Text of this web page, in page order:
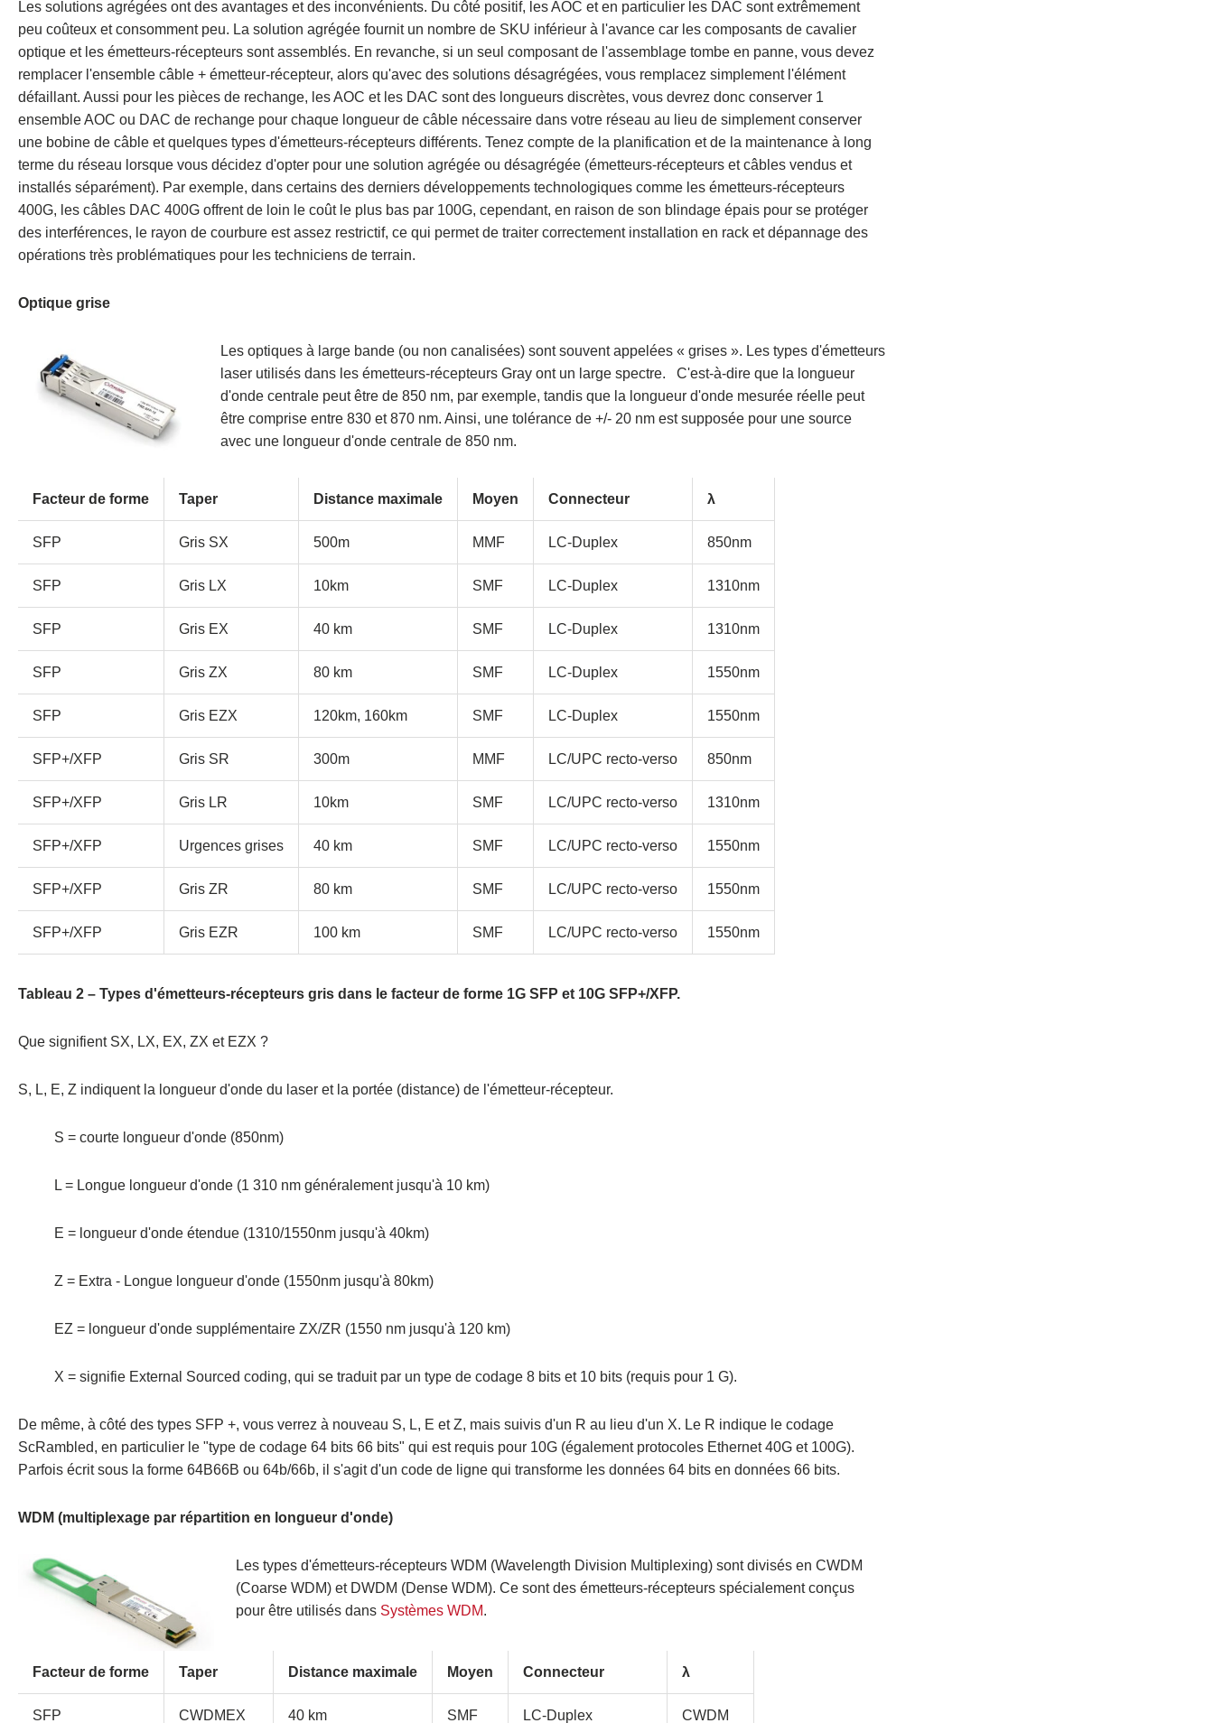
Les solutions agrégées ont des avantages et des inconvénients. Du côté positif, les AOC et en particulier les DAC sont extrêmement
peu coûteux et consomment peu. La solution agrégée fournit un nombre de SKU inférieur à l'avance car les composants de cavalier
optique et les émetteurs-récepteurs sont assemblés. En revanche, si un seul composant de l'assemblage tombe en panne, vous devez
remplacer l'ensemble câble + émetteur-récepteur, alors qu'avec des solutions désagrégées, vous remplacez simplement l'élément
défaillant. Aussi pour les pièces de rechange, les AOC et les DAC sont des longueurs discrètes, vous devrez donc conserver 1
ensemble AOC ou DAC de rechange pour chaque longueur de câble nécessaire dans votre réseau au lieu de simplement conserver
une bobine de câble et quelques types d'émetteurs-récepteurs différents. Tenez compte de la planification et de la maintenance à long
terme du réseau lorsque vous décidez d'opter pour une solution agrégée ou désagrégée (émetteurs-récepteurs et câbles vendus et
installés séparément). Par exemple, dans certains des derniers développements technologiques comme les émetteurs-récepteurs
400G, les câbles DAC 400G offrent de loin le coût le plus bas par 100G, cependant, en raison de son blindage épais pour se protéger
des interférences, le rayon de courbure est assez restrictif, ce qui permet de traiter correctement installation en rack et dépannage des
opérations très problématiques pour les techniciens de terrain.
Optique grise
Les optiques à large bande (ou non canalisées) sont souvent appelées « grises ». Les types d'émetteurs
laser utilisés dans les émetteurs-récepteurs Gray ont un large spectre.
C'est-à-dire que la longueur
d'onde centrale peut être de 850 nm, par exemple, tandis que la longueur d'onde mesurée réelle peut
être comprise entre 830 et 870 nm. Ainsi, une tolérance de +/- 20 nm est supposée pour une source
avec une longueur d'onde centrale de 850 nm.
Facteur de forme Taper Distance maximale Moyen Connecteur λ
SFP Gris SX 500m MMF LC-Duplex 850nm
SFP Gris LX 10km SMF LC-Duplex 1310nm
SFP Gris EX 40 km SMF LC-Duplex 1310nm
SFP Gris ZX 80 km SMF LC-Duplex 1550nm
SFP Gris EZX 120km, 160km SMF LC-Duplex 1550nm
SFP+/XFP Gris SR 300m MMF LC/UPC recto-verso 850nm
SFP+/XFP Gris LR 10km SMF LC/UPC recto-verso 1310nm
SFP+/XFP Urgences grises 40 km SMF LC/UPC recto-verso 1550nm
SFP+/XFP Gris ZR 80 km SMF LC/UPC recto-verso 1550nm
SFP+/XFP Gris EZR 100 km SMF LC/UPC recto-verso 1550nm
Tableau 2 – Types d'émetteurs-récepteurs gris dans le facteur de forme 1G SFP et 10G SFP+/XFP.
Que signifient SX, LX, EX, ZX et EZX ?
S, L, E, Z indiquent la longueur d'onde du laser et la portée (distance) de l'émetteur-récepteur.
S = courte longueur d'onde (850nm)
L = Longue longueur d'onde (1 310 nm généralement jusqu'à 10 km)
E = longueur d'onde étendue (1310/1550nm jusqu'à 40km)
Z = Extra - Longue longueur d'onde (1550nm jusqu'à 80km)
EZ = longueur d'onde supplémentaire ZX/ZR (1550 nm jusqu'à 120 km)
X = signifie External Sourced coding, qui se traduit par un type de codage 8 bits et 10 bits (requis pour 1 G).
De même, à côté des types SFP +, vous verrez à nouveau S, L, E et Z, mais suivis d'un R au lieu d'un X. Le R indique le codage
ScRambled, en particulier le "type de codage 64 bits 66 bits" qui est requis pour 10G (également protocoles Ethernet 40G et 100G).
Parfois écrit sous la forme 64B66B ou 64b/66b, il s'agit d'un code de ligne qui transforme les données 64 bits en données 66 bits.
WDM (multiplexage par répartition en longueur d'onde)
Les types d'émetteurs-récepteurs WDM (Wavelength Division Multiplexing) sont divisés en CWDM
(Coarse WDM) et DWDM (Dense WDM). Ce sont des émetteurs-récepteurs spécialement conçus
pour être utilisés dans Systèmes WDM.
Facteur de forme Taper Distance maximale Moyen Connecteur λ
SFP CWDMEX 40 km SMF LC-Duplex CWDM